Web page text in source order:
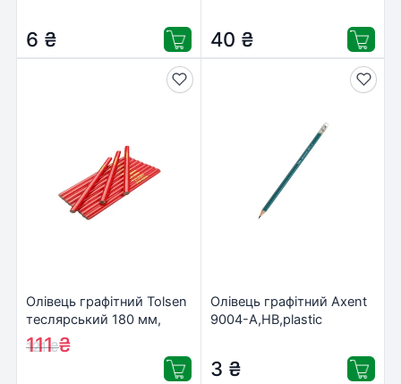
6 ₴ 40 ₴
Олівець графітний Tolsen
теслярський 180 мм,
овальний 12 шт (42021)
121₴
111₴
Олівець графітний Axent
9004-А,НВ,plastic
3 ₴